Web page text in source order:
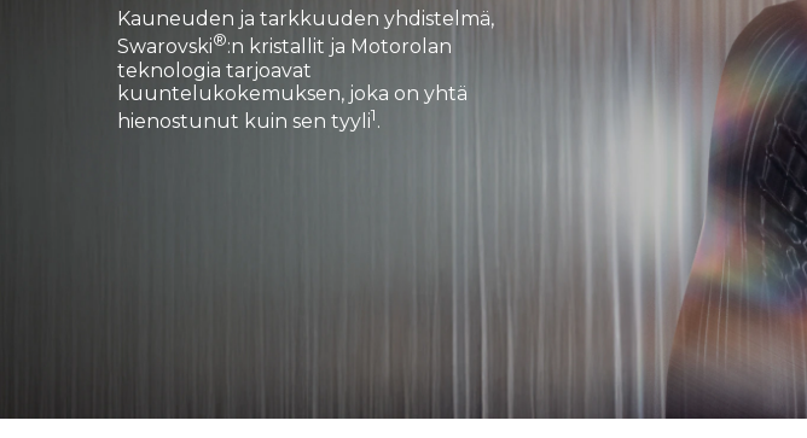
Kauneuden ja tarkkuuden yhdistelmä,
Swarovski®:n kristallit ja Motorolan
teknologia tarjoavat
kuuntelukokemuksen, joka on yhtä
hienostunut kuin sen tyyli1.